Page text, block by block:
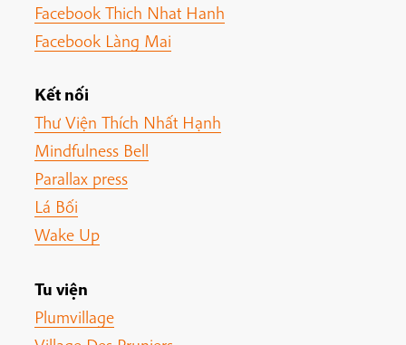
Facebook Thich Nhat Hanh
Facebook Làng Mai
Kết nối
Thư Viện Thích Nhất Hạnh
Mindfulness Bell
Parallax press
Lá Bối
Wake Up
Tu viện
Plumvillage